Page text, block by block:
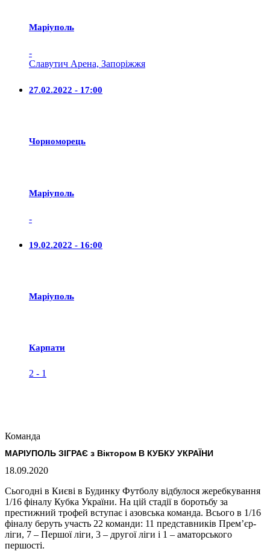
Маріуполь
-
Славутич Арена, Запоріжжя
27.02.2022 - 17:00
Чорноморець
Маріуполь
-
19.02.2022 - 16:00
Маріуполь
Карпати
2 - 1
Команда
МАРІУПОЛЬ ЗІГРАЄ з Віктором В КУБКУ УКРАЇНИ
18.09.2020
Сьогодні в Києві в Будинку Футболу відбулося жеребкування
1/16 фіналу Кубка України. На цій стадії в боротьбу за
престижний трофей вступає і азовська команда. Всього в 1/16
фіналу беруть участь 22 команди: 11 представників Прем’єр-
ліги, 7 – Першої ліги, 3 – другої ліги і 1 – аматорського
першості.